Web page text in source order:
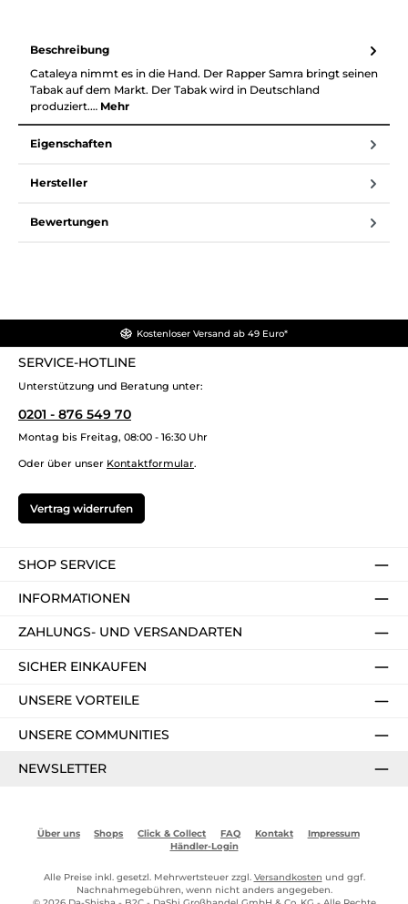
Beschreibung
Cataleya nimmt es in die Hand. Der Rapper Samra bringt seinen
Tabak auf dem Markt. Der Tabak wird in Deutschland
produziert.… Mehr
Eigenschaften
Hersteller
Bewertungen
Kostenloser Versand ab 49 Euro*
SERVICE-HOTLINE
Unterstützung und Beratung unter:
0201 - 876 549 70
Montag bis Freitag, 08:00 - 16:30 Uhr
Oder über unser Kontaktformular.
Vertrag widerrufen
SHOP SERVICE
INFORMATIONEN
ZAHLUNGS- UND VERSANDARTEN
SICHER EINKAUFEN
UNSERE VORTEILE
UNSERE COMMUNITIES
NEWSLETTER
Über uns Shops Click & Collect FAQ Kontakt
Impressum
Händler-Login
Alle Preise inkl. gesetzl. Mehrwertsteuer zzgl. Versandkosten und ggf.
Nachnahmegebühren, wenn nicht anders angegeben.